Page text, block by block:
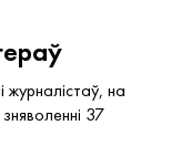
на
37